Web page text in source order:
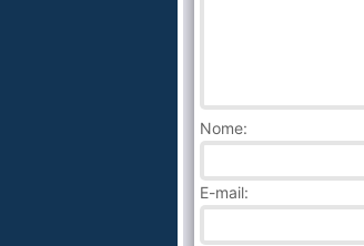
Nome:
E-mail: